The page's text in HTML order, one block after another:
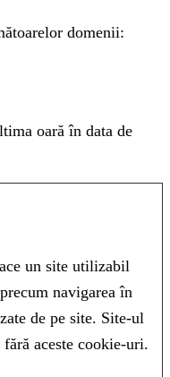
domenii:
oară în data de
un site utilizabil
navigarea în
de pe site. Site-ul
aceste cookie-uri.